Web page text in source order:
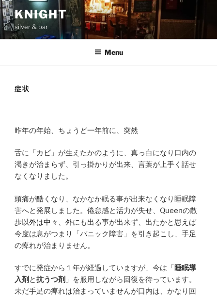
Skip
to
content
KNIGHT
silver & bar
Menu
症状
昨年の年始、ちょうど一年前に、突然
舌に「カビ」が生えたかのように、真っ白になり口内の
渇きが治まらず、引っ掛かりが出来、言葉が上手く話せ
なくなりました。
頭痛が酷くなり、なかなか眠る事が出来なくなり睡眠障
害へと発展しました。倦怠感と活力が失せ、Queenの散
歩以外は中々、外にも出る事が出来ず、出たかと思えば
今度は息がつまり「パニック障害」を引き起こし、手足
の痺れが治まりません。
すでに発症から１年が経過していますが、今は「睡眠導
入剤 と抗うつ剤 」を服用しながら回復を待っています。
未だ手足の痺れは治まっていませんが口内は、かなり回